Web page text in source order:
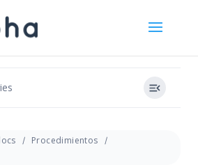
Procedimientos